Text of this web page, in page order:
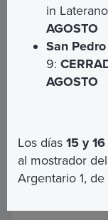
Alguna
Horario de
septiembre):
Para obtener
visite el sitio
in
AGOSTO
San
9:
AGOSTO
Los días15 y
al mostrador
Argentario 1,